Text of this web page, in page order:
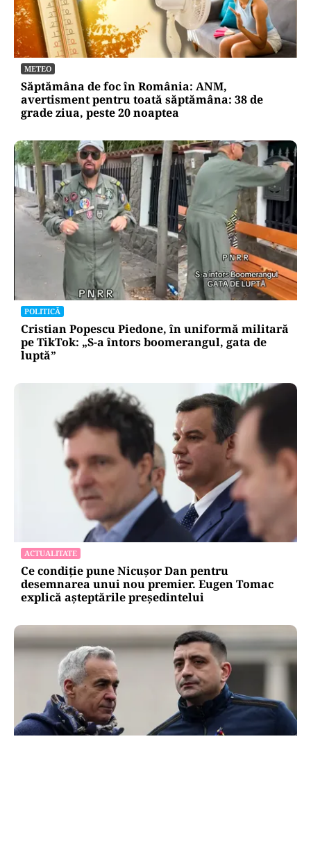
METEO
Săptămâna de foc în România: ANM,
avertisment pentru toată săptămâna: 38 de
grade ziua, peste 20 noaptea
POLITICĂ
Cristian Popescu Piedone, în uniformă militară
pe TikTok: „S-a întors boomerangul, gata de
luptă”
ACTUALITATE
Ce condiție pune Nicușor Dan pentru
desemnarea unui nou premier. Eugen Tomac
explică așteptările președintelui